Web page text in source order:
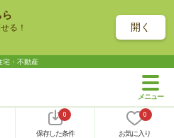
る！ 開く
宅・不動産
0
保存した条件
0
お気に入り